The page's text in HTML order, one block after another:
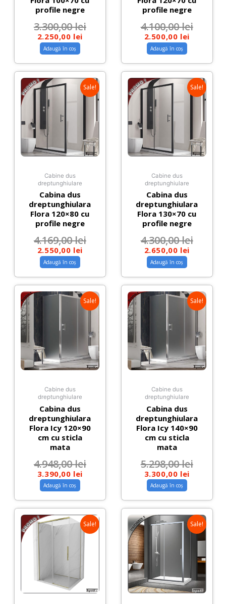
profile negre
3.300,00lei
2.250,00 lei
Adaugă în coș
profile negre
4.100,00lei
2.500,00 lei
Adaugă în coș
Sale!
Cabine dus
dreptunghiulare
Cabina dus
dreptunghiulara
Flora 120×80 cu
profile negre
4.169,00lei
2.550,00 lei
Adaugă în coș
Sale!
Cabine dus
dreptunghiulare
Cabina dus
dreptunghiulara
Flora 130×70 cu
profile negre
4.300,00lei
2.650,00 lei
Adaugă în coș
Sale!
Cabine dus
dreptunghiulare
Cabina dus
dreptunghiulara
Flora Icy 120×90
cm cu sticla
mata
4.948,00lei
3.390,00 lei
Adaugă în coș
Sale!
Cabine dus
dreptunghiulare
Cabina dus
dreptunghiulara
Flora Icy 140×90
cm cu sticla
mata
5.298,00lei
3.300,00 lei
Adaugă în coș
Sale! Sale!